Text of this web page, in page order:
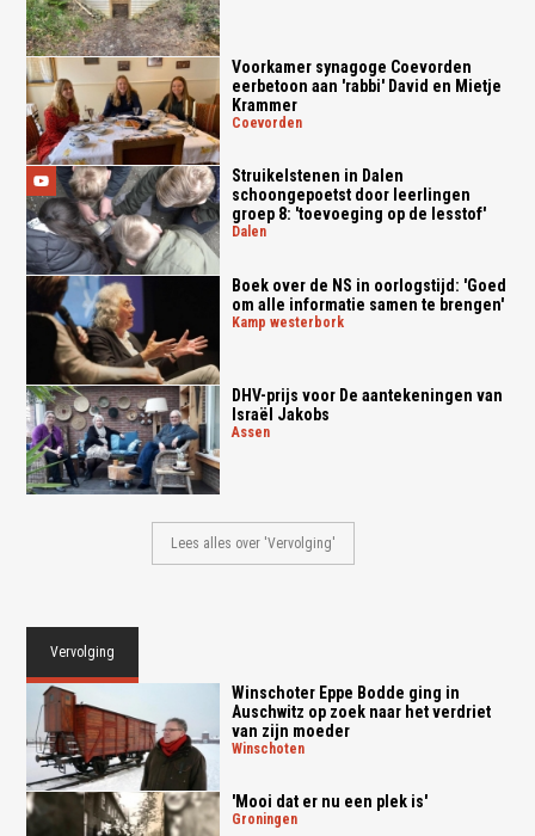
Voorkamer synagoge Coevorden
eerbetoon aan 'rabbi' David en Mietje
Krammer
coevorden
Struikelstenen in Dalen
schoongepoetst door leerlingen
groep 8: 'toevoeging op de lesstof'
dalen
Boek over de NS in oorlogstijd: 'Goed
om alle informatie samen te brengen'
kamp westerbork
DHV-prijs voor De aantekeningen van
Israël Jakobs
assen
Lees alles over 'Vervolging'
Vervolging
Winschoter Eppe Bodde ging in
Auschwitz op zoek naar het verdriet
van zijn moeder
winschoten
'Mooi dat er nu een plek is'
groningen